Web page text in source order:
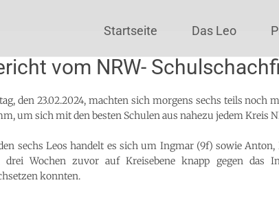
Startseite Das Leo
vom NRW-
den 23.02.2024, machten sich morgens sechs teils
um sich mit den besten Schulen aus nahezu jedem Kreis
sechs Leos handelt es sich um Ingmar (9f) sowie
drei Wochen zuvor auf Kreisebene knapp gegen das
konnten.